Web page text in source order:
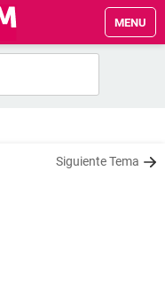
MENU
Siguiente Tema